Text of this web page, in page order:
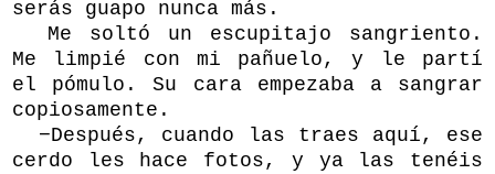
serás guapo nunca más.
Me soltó un escupitajo sangriento.
Me limpié con mi pañuelo, y le partí
el pómulo. Su cara empezaba a sangrar
copiosamente.
−Después, cuando las traes aquí, ese
cerdo les hace fotos, y ya las tenéis